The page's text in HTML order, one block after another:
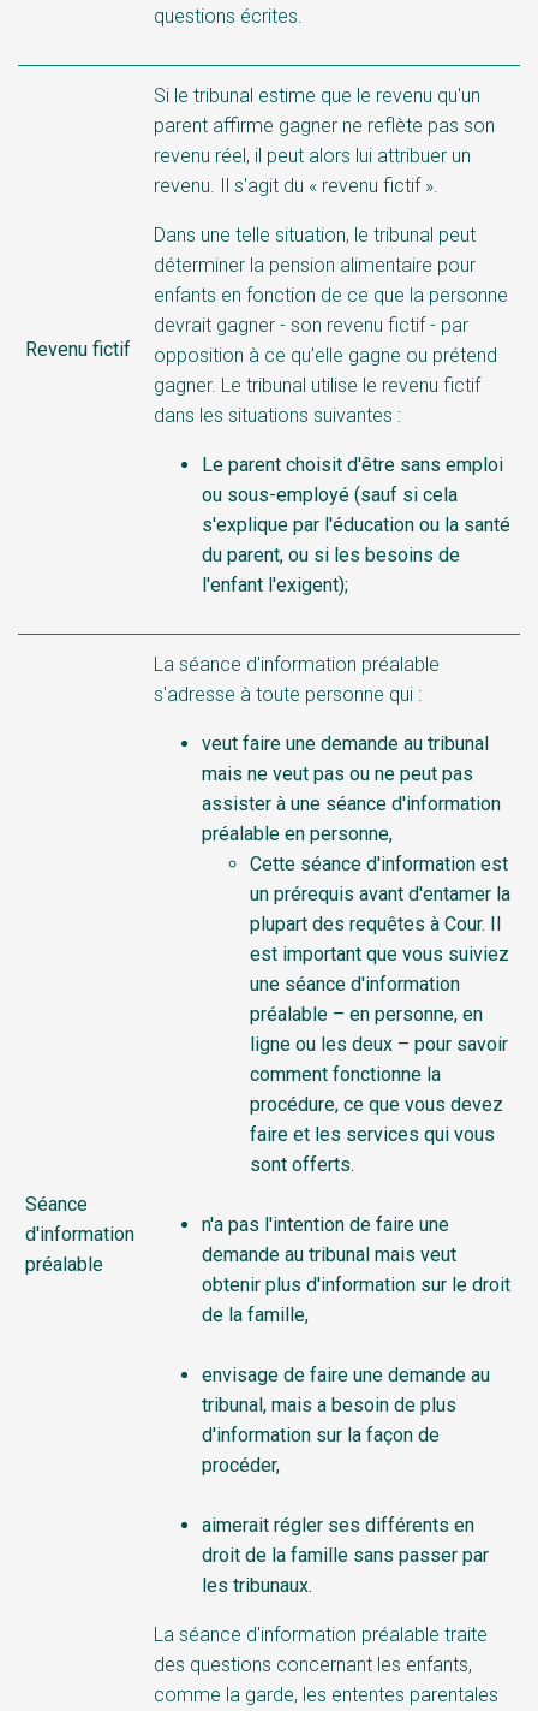
questions écrites.
Revenu fictif
Si le tribunal estime que le revenu qu'un
parent affirme gagner ne reflète pas son
revenu réel, il peut alors lui attribuer un
revenu. Il s'agit du « revenu fictif ».
Dans une telle situation, le tribunal peut
déterminer la pension alimentaire pour
enfants en fonction de ce que la personne
devrait gagner - son revenu fictif - par
opposition à ce qu’elle gagne ou prétend
gagner. Le tribunal utilise le revenu fictif
dans les situations suivantes :
Le parent choisit d'être sans emploi
ou sous-employé (sauf si cela
s'explique par l'éducation ou la santé
du parent, ou si les besoins de
l'enfant l'exigent);
Séance
d'information
préalable
La séance d'information préalable
s'adresse à toute personne qui :
veut faire une demande au tribunal
mais ne veut pas ou ne peut pas
assister à une séance d'information
préalable en personne,
Cette séance d'information est
un prérequis avant d'entamer la
plupart des requêtes à Cour. Il
est important que vous suiviez
une séance d'information
préalable – en personne, en
ligne ou les deux – pour savoir
comment fonctionne la
procédure, ce que vous devez
faire et les services qui vous
sont offerts.
n'a pas l'intention de faire une
demande au tribunal mais veut
obtenir plus d'information sur le droit
de la famille,
envisage de faire une demande au
tribunal, mais a besoin de plus
d'information sur la façon de
procéder,
aimerait régler ses différents en
droit de la famille sans passer par
les tribunaux.
La séance d'information préalable traite
des questions concernant les enfants,
comme la garde, les ententes parentales